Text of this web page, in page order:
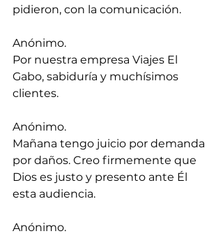
pidieron, con la comunicación.
Anónimo.
Por nuestra empresa Viajes El
Gabo, sabiduría y muchísimos
clientes.
Anónimo.
Mañana tengo juicio por demanda
por daños. Creo firmemente que
Dios es justo y presento ante Él
esta audiencia.
Anónimo.